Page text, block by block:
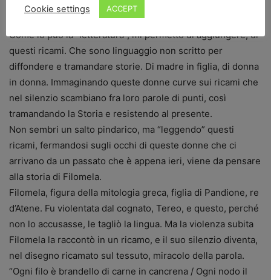
quale modo migliore dell’arte, della poesia e della narrativa
può rispondere a questa esigenza?”
Come lo può la “letteratura”, mi permetto di aggiungere, di
questi ricami. Che sono linguaggio non scritto per
diffondere e tramandare storie. Di madre in figlia, di donna
in donna. Immaginando queste donne curve sui ricami che
nel silenzio scambiano fra loro parole di punti, così
tramandando la Storia e resistendo al presente.
Non sembri un salto pindarico, ma “leggendo” questi
ricami, fermandosi sugli occhi di queste donne che ci
arrivano da un passato che è appena ieri, viene da pensare
alla storia di Filomela.
Filomela, figura della mitologia greca, figlia di Pandione, re
d’Atene. Fu violentata dal cognato, Tereo, e questo, perché
non lo accusasse, le tagliò la lingua. Ma la violenza subita
Filomela la raccontò in un ricamo, e il suo silenzio diventa,
nel disegno ricamato sul tessuto, miracolo della parola.
“Ogni filo è brandello di carne in cancrena / Ogni nodo il
Cookie settings ACCEPT